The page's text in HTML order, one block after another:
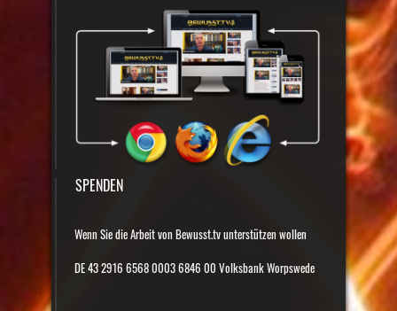
SPENDEN
Wenn Sie die Arbeit von Bewusst.tv unterstützen wollen
DE 43 2916 6568 0003 6846 00 Volksbank Worpswede